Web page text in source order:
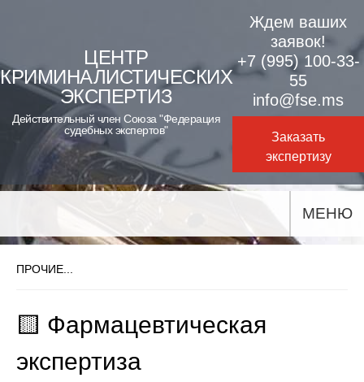
content
ЦЕНТР
КРИМИНАЛИСТИЧЕСКИХ
ЭКСПЕРТИЗ
Действительный член Союза "Федерация
судебных экспертов"
Ждем ваших
заявок!
+7 (995) 100-33-
55
info@fse.ms
Заказать
экспертизу
МЕНЮ
ПРОЧИЕ...
🟨 Фармацевтическая
экспертиза